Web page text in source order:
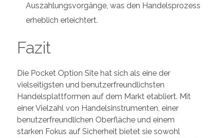
Auszahlungsvorgänge, was den Handelsprozess
erheblich erleichtert.
Fazit
Die Pocket Option Site hat sich als eine der
vielseitigsten und benutzerfreundlichsten
Handelsplattformen auf dem Markt etabliert. Mit
einer Vielzahl von Handelsinstrumenten, einer
benutzerfreundlichen Oberfläche und einem
starken Fokus auf Sicherheit bietet sie sowohl